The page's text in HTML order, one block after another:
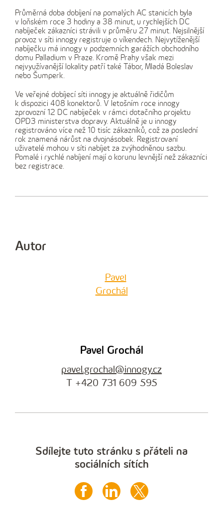
Průměrná doba dobíjení na pomalých AC stanicích byla
v loňském roce 3 hodiny a 38 minut, u rychlejších DC
nabíječek zákazníci strávili v průměru 27 minut. Nejsilnější
provoz v síti innogy registruje o víkendech. Nejvytíženější
nabíječku má innogy v podzemních garážích obchodního
domu Palladium v Praze. Kromě Prahy však mezi
nejvyužívanější lokality patří také Tábor, Mladá Boleslav
nebo Šumperk.
Ve veřejné dobíjecí síti innogy je aktuálně řidičům
k dispozici 408 konektorů. V letošním roce innogy
zprovozní 12 DC nabíječek v rámci dotačního projektu
OPD3 ministerstva dopravy. Aktuálně je u innogy
registrováno více než 10 tisíc zákazníků, což za poslední
rok znamená nárůst na dvojnásobek. Registrovaní
uživatelé mohou v síti nabíjet za zvýhodněnou sazbu.
Pomalé i rychlé nabíjení mají o korunu levnější než zákazníci
bez registrace.
Autor
Pavel Grochál
pavel.grochal@innogy.cz
T +420 731 609 595
Sdílejte tuto stránku s přáteli na
sociálních sítích